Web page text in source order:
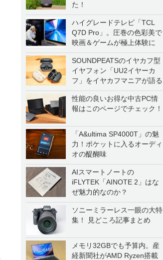
た！
ハイグレードテレビ「TCL
Q7D Pro」。圧巻の色彩美で
映画＆ゲームが極上体験に
SOUNDPEATSのイヤカフ型
イヤフォン「UU2イヤーカ
フ」をイヤカフマニアが語る
性能の良いお得な中古PC情
報はこのページでチェック！
「A&ultima SP4000T」の魅
力！ポケットに入るオーディ
オの醍醐味
AIスマートノートの
iFLYTEK「AINOTE 2」はな
ぜ魅力的なのか？
ソニーミラーレス一眼の大特
集！ 見どころ記事まとめ
メモリ32GBでも予算内。産
経新聞社がAMD Ryzen搭載